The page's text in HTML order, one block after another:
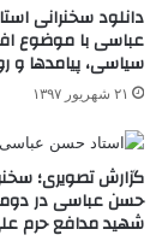
دانلود سخنرانی
عباسی با موضوع
سیاسی، پیامدها و
۲۱ شهریور ۱۳۹۷
گزارش تصویری؛
حسن عباسی در
شهید مدافع حرم